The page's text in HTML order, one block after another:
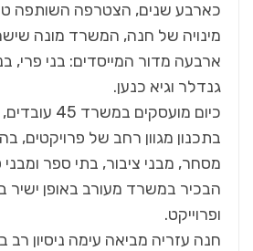
כארבע שנים, הצטרפה השותפה
מינויה של חנה, המשרד מונה
ארבעה מדור המייסדים: בני פרי,
גנדלר וגיא כנען.
כיום מועסקים
בתכנון מגוון רחב של פרויקטים,
מסחר, מבני ציבור, בתי ספר ומבני
הבכיר במשרד מעורב באופן ישיר
ופרוייקט.
חנה עזריה מביאה עימה ניסיון רב